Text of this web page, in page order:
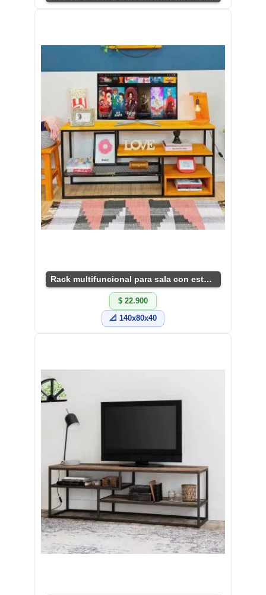
Rack multifuncional para sala con estantes amplios
$ 22.900
📐 140x80x40